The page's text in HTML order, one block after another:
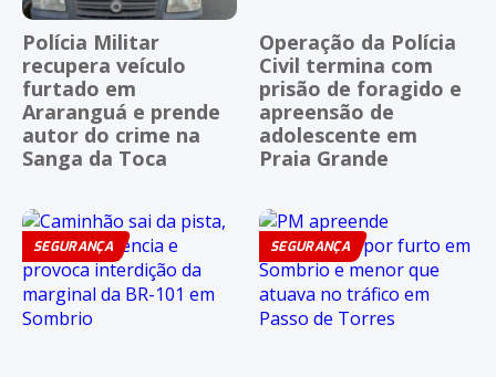
Polícia Militar
recupera veículo
furtado em
Araranguá e prende
autor do crime na
Sanga da Toca
Operação da Polícia
Civil termina com
prisão de foragido e
apreensão de
adolescente em
Praia Grande
SEGURANÇA SEGURANÇA